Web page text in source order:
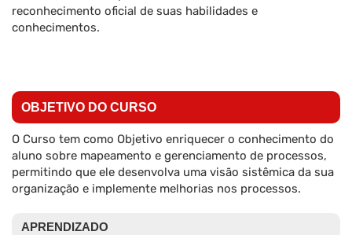
reconhecimento oficial de suas habilidades e
conhecimentos.
OBJETIVO DO CURSO
O Curso tem como Objetivo enriquecer o conhecimento do
aluno sobre mapeamento e gerenciamento de processos,
permitindo que ele desenvolva uma visão sistêmica da sua
organização e implemente melhorias nos processos.
APRENDIZADO